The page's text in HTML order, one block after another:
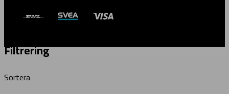
Filtrering
Sortera